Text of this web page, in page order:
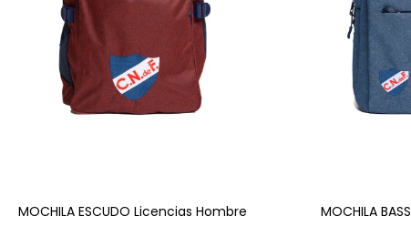
MOCHILA ESCUDO Licencias Hombre MOCHILA